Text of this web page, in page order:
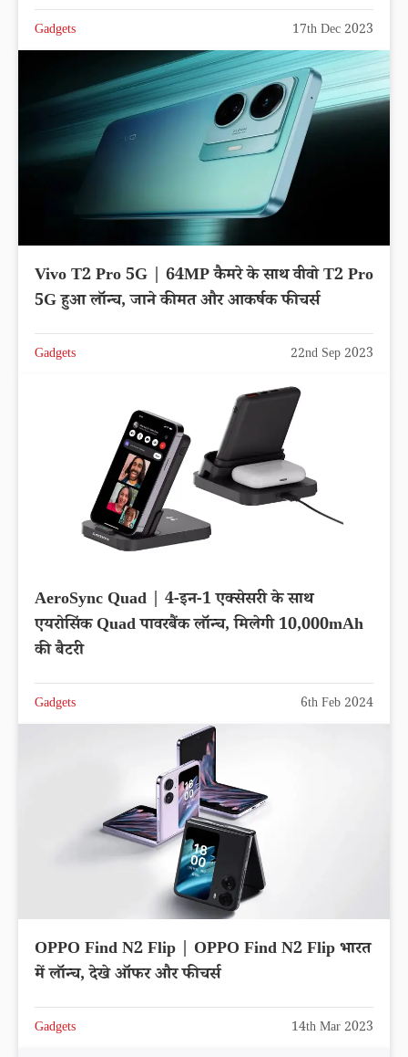
Gadgets 17th Dec 2023
Vivo T2 Pro 5G | 64MP कैमरे के साथ वीवो T2 Pro
5G हुआ लॉन्च, जाने कीमत और आकर्षक फीचर्स
Gadgets 22nd Sep 2023
AeroSync Quad | 4-इन-1 एक्सेसरी के साथ
एयरोसिंक Quad पावरबैंक लॉन्च, मिलेगी 10,000mAh
की बैटरी
Gadgets 6th Feb 2024
OPPO Find N2 Flip | OPPO Find N2 Flip भारत
में लॉन्च, देखे ऑफर और फीचर्स
Gadgets 14th Mar 2023